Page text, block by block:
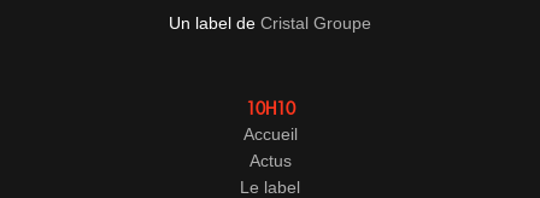
Un label de Cristal Groupe
10H10
Accueil
Actus
Le label